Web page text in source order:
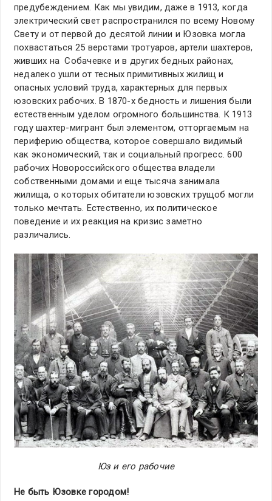
предубеждением. Как мы увидим, даже в 1913, когда
электрический свет распространился по всему Новому
Свету и от первой до десятой линии и Юзовка могла
похвастаться 25 верстами тротуаров, артели шахтеров,
живших на Собачевке и в других бедных районах,
недалеко ушли от тесных примитивных жилищ и
опасных условий труда, характерных для первых
юзовских рабочих. В 1870-х бедность и лишения были
естественным уделом огромного большинства. К 1913
году шахтер-мигрант был элементом, отторгаемым на
периферию общества, которое совершало видимый
как экономический, так и социальный прогресс. 600
рабочих Новороссийского общества владели
собственными домами и еще тысяча занимала
жилища, о которых обитатели юзовских трущоб могли
только мечтать. Естественно, их политическое
поведение и их реакция на кризис заметно
различались.
Юз и его рабочие
Не быть Юзовке городом!